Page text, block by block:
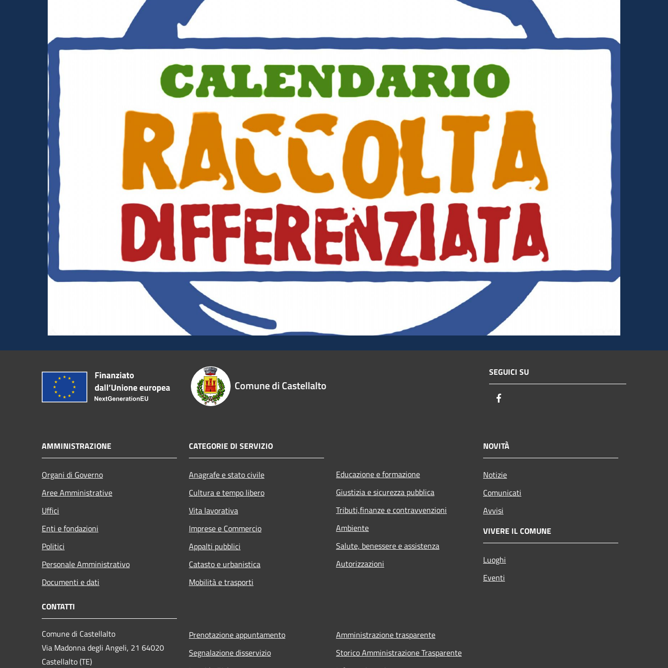
Comune di Castellalto
SEGUICI SU
AMMINISTRAZIONE
Organi di Governo
Aree Amministrative
Uffici
Enti e fondazioni
Politici
Personale Amministrativo
Documenti e dati
CATEGORIE DI SERVIZIO
Anagrafe e stato civile
Cultura e tempo libero
Vita lavorativa
Imprese e Commercio
Appalti pubblici
Catasto e urbanistica
Mobilità e trasporti
Educazione e formazione
Giustizia e sicurezza pubblica
Tributi,finanze e contravvenzioni
Ambiente
Salute, benessere e assistenza
Autorizzazioni
NOVITÀ
Notizie
Comunicati
Avvisi
VIVERE IL COMUNE
Luoghi
Eventi
CONTATTI
Comune di Castellalto
Via Madonna degli Angeli, 21 64020
Castellalto (TE)
Prenotazione appuntamento
Segnalazione disservizio
Amministrazione trasparente
Storico Amministrazione Trasparente